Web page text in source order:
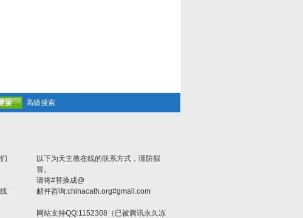
高级搜索
以下为天主教在线的联系方式，谨防假
冒。
请将#替换成@
邮件咨询:chinacath.org#gmail.com
网站支持QQ:1152308（已被腾讯永久冻